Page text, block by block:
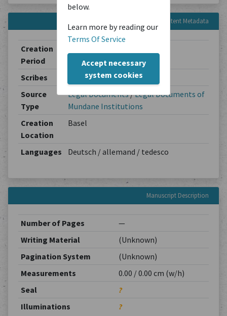
below.
Learn more by reading our
Terms Of Service
Accept necessary
system cookies
Content Metadata
Creation
Period
Scribes
Unbekannt
Source
Type
Legal Documents/Legal Documents of
Mundane Institutions
Creation
Location
Basel
Languages Deutsch / allemand / tedesco
Manuscript Description
Number of Pages
—
Writing Material
(Unknown)
Pagination System
(Unknown)
Measurements
0.00 / 0.00 cm (w/h)
Seal
?
Illuminations
?